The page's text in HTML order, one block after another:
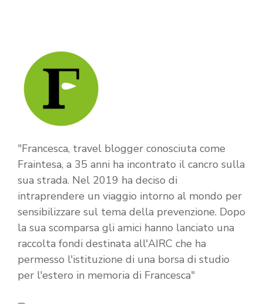
"Francesca, travel blogger conosciuta come
Fraintesa, a 35 anni ha incontrato il cancro sulla
sua strada. Nel 2019 ha deciso di
intraprendere un viaggio intorno al mondo per
sensibilizzare sul tema della prevenzione. Dopo
la sua scomparsa gli amici hanno lanciato una
raccolta fondi destinata all'AIRC che ha
permesso l'istituzione di una borsa di studio
per l'estero in memoria di Francesca"